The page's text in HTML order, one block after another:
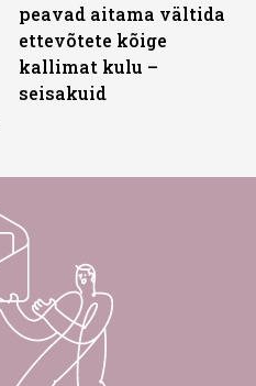
peavad aitama vältida
ettevõtete kõige
kallimat kulu –
seisakuid